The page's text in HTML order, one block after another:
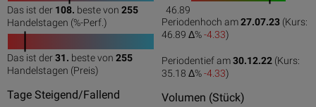
Das ist der 108. beste von 255
Handelstagen (%-Perf.)
Das ist der31. beste von 255
Handelstagen (Preis)
Tage Steigend/Fallend
0 100
46.89
Periodenhoch am27.07.23 (Kurs:
46.89 Δ%-4.33)
Periodentief am30.12.22 (Kurs:
35.18 Δ%-4.33)
Volumen (Stück)